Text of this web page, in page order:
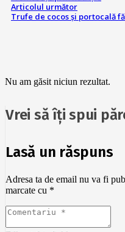
Articolul următor
Trufe de cocos și portocală
Nu am găsit niciun rezultat.
Vrei să îți spui
Lasă un răspuns
Adresa ta de email nu va fi
marcate cu *